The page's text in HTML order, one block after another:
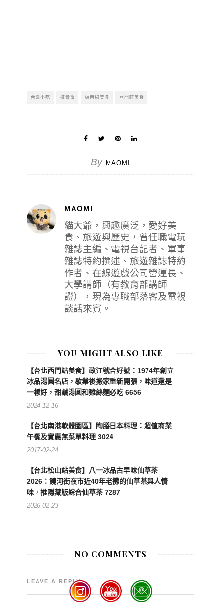
台灣小吃 排骨飯 板南線美食 西門町美食
By MAOMI
MAOMI
貓大爺，興趣廣泛，愛好美
食、旅遊與歷史，曾任職電玩
雜誌主編、電視台記者、軍事
雜誌特約撰述、旅遊雜誌特約
作者、在線遊戲公司營運長、
大學講師（有教育部講師
證），現為專職部落客及電視
談話來賓。
YOU MIGHT ALSO LIKE
【台北西門站美食】政江號合好號：1974年創立
冰品湯圓名店，歇業後搬家重新開張，味道還是
一樣好，甜鹹湯圓和雞絲麵必吃 6656
2024-12-16
【台北南港軟體園區】陶膳日本料理：超值商業
午餐及實惠無菜單料理 3024
2017-02-24
【台北松山站美食】八一冰品古早味仙草茶
2026：饒河街夜市近40年老攤的仙草茶與人情
味，推隱藏版綜合仙草茶 7287
2026-02-23
NO COMMENTS
LEAVE A REPLY